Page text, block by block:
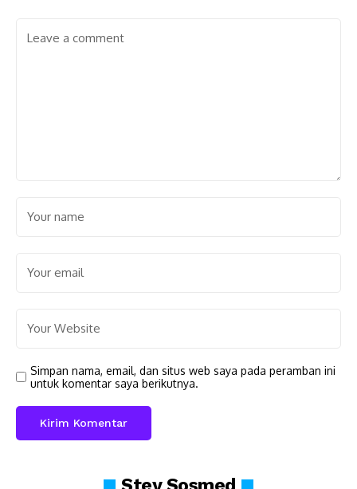
Simpan nama, email, dan situs web saya pada peramban ini
untuk komentar saya berikutnya.